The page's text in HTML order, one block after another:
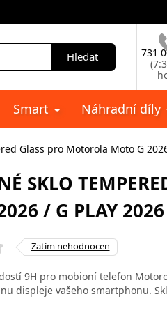
Hledat
731
Smart Náhradní díly
Glass pro Motorola Moto G
SKLO
/ G PLAY 2026
Zatím nehodnocen
9H pro mobioní telefon
displeje vašeho smartphonu.